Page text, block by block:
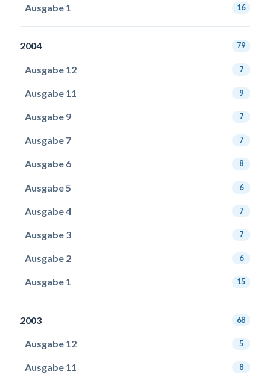
Ausgabe 1 16
2004 79
Ausgabe 12 7
Ausgabe 11 9
Ausgabe 9 7
Ausgabe 7 7
Ausgabe 6 8
Ausgabe 5 6
Ausgabe 4 7
Ausgabe 3 7
Ausgabe 2 6
Ausgabe 1 15
2003 68
Ausgabe 12 5
Ausgabe 11 8